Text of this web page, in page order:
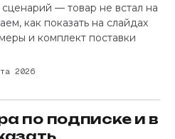
сценарий — товар не встал на
как показать на слайдах
и комплект поставки
2026
по подписке и в